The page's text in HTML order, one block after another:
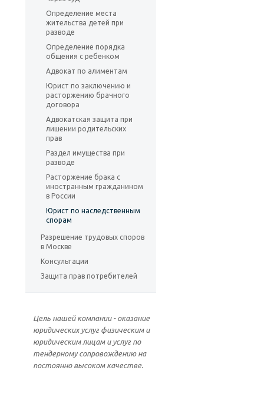
Определение места
жительства детей при
разводе
Определение порядка
общения с ребенком
Адвокат по алиментам
Юрист по заключению и
расторжению брачного
договора
Адвокатская защита при
лишении родительских
прав
Раздел имущества при
разводе
Расторжение брака с
иностранным гражданином
в России
Юрист по наследственным
спорам
Разрешение трудовых споров
в Москве
Консультации
Защита прав потребителей
Цель нашей компании - оказание
юридических услуг физическим и
юридическим лицам и услуг по
тендерному сопровождению на
постоянно высоком качестве.